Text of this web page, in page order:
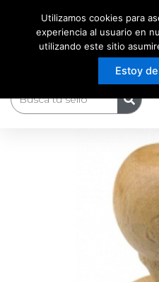
contenido
de
Utilizamos cookies para
experiencia al usuario en
utilizando este sitio
Estoy